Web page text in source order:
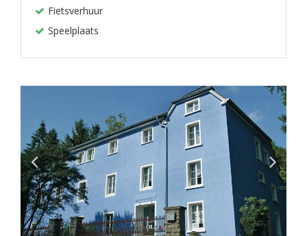
Fietsverhuur
Speelplaats